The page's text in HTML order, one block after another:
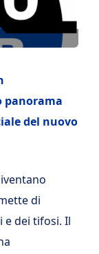
panorama
del nuovo
di
e dei tifosi. Il